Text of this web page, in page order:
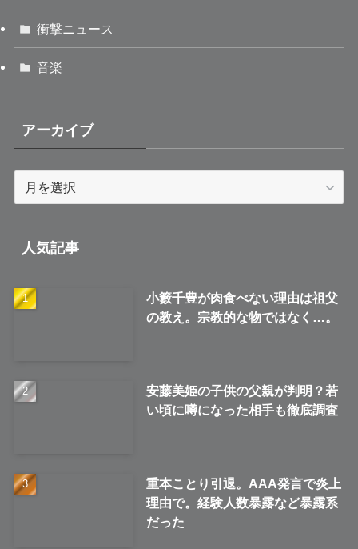
衝撃ニュース
音楽
アーカイブ
ブ
人気記事
小籔千豊が肉食べない理由は祖父
の教え。宗教的な物ではなく…。
安藤美姫の子供の父親が判明？若
い頃に噂になった相手も徹底調査
重本ことり引退。AAA発言で炎上
理由で。経験人数暴露など暴露系
だった